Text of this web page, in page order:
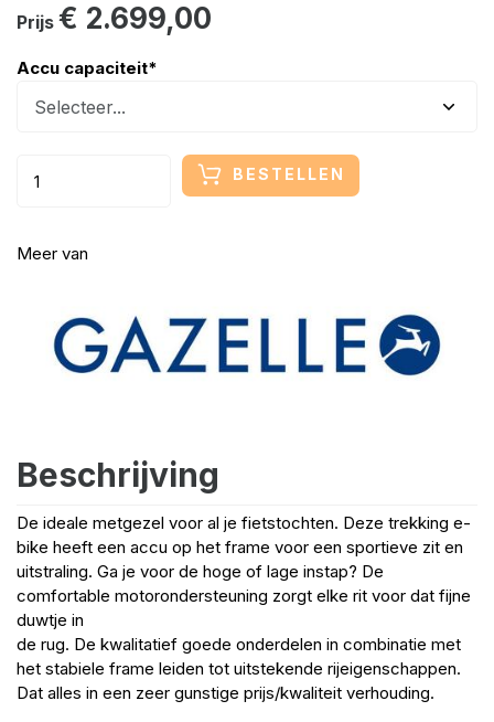
Prijs € 2.699,00
Accu capaciteit*
BESTELLEN
Meer van
Beschrijving
De ideale metgezel voor al je fietstochten. Deze trekking e-
bike heeft een accu op het frame voor een sportieve zit en
uitstraling. Ga je voor de hoge of lage instap? De
comfortable motorondersteuning zorgt elke rit voor dat fijne
duwtje in
de rug. De kwalitatief goede onderdelen in combinatie met
het stabiele frame leiden tot uitstekende rijeigenschappen.
Dat alles in een zeer gunstige prijs/kwaliteit verhouding.